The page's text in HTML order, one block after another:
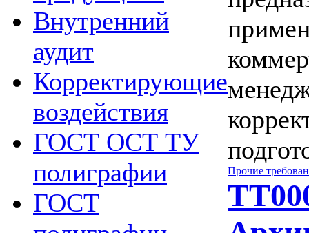
Внутренний
аудит
Корректирующие
воздействия
ГОСТ ОСТ ТУ
полиграфии
ГОСТ
Прочие